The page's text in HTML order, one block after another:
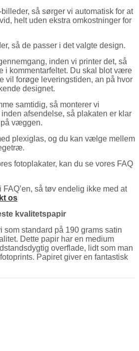
så sørger vi automatisk for at
helt uden ekstra omkostninger for
så de passer i det valgte design.
inden vi printer det, så
i kommentarfeltet. Du skal blot være
vil forøge leveringstiden, an på hvor
designet.
samtidig, så monterer vi
afsendelse, så plakaten er klar
væggen.
plexiglas, og du kan vælge mellem
fotoplakater, kan du se vores FAQ
så tøv endelig ikke med at
os
kvalitetspapir
som standard på 190 grams satin
Dette papir har en medium
overflade, lidt som man
Papiret giver en fantastisk